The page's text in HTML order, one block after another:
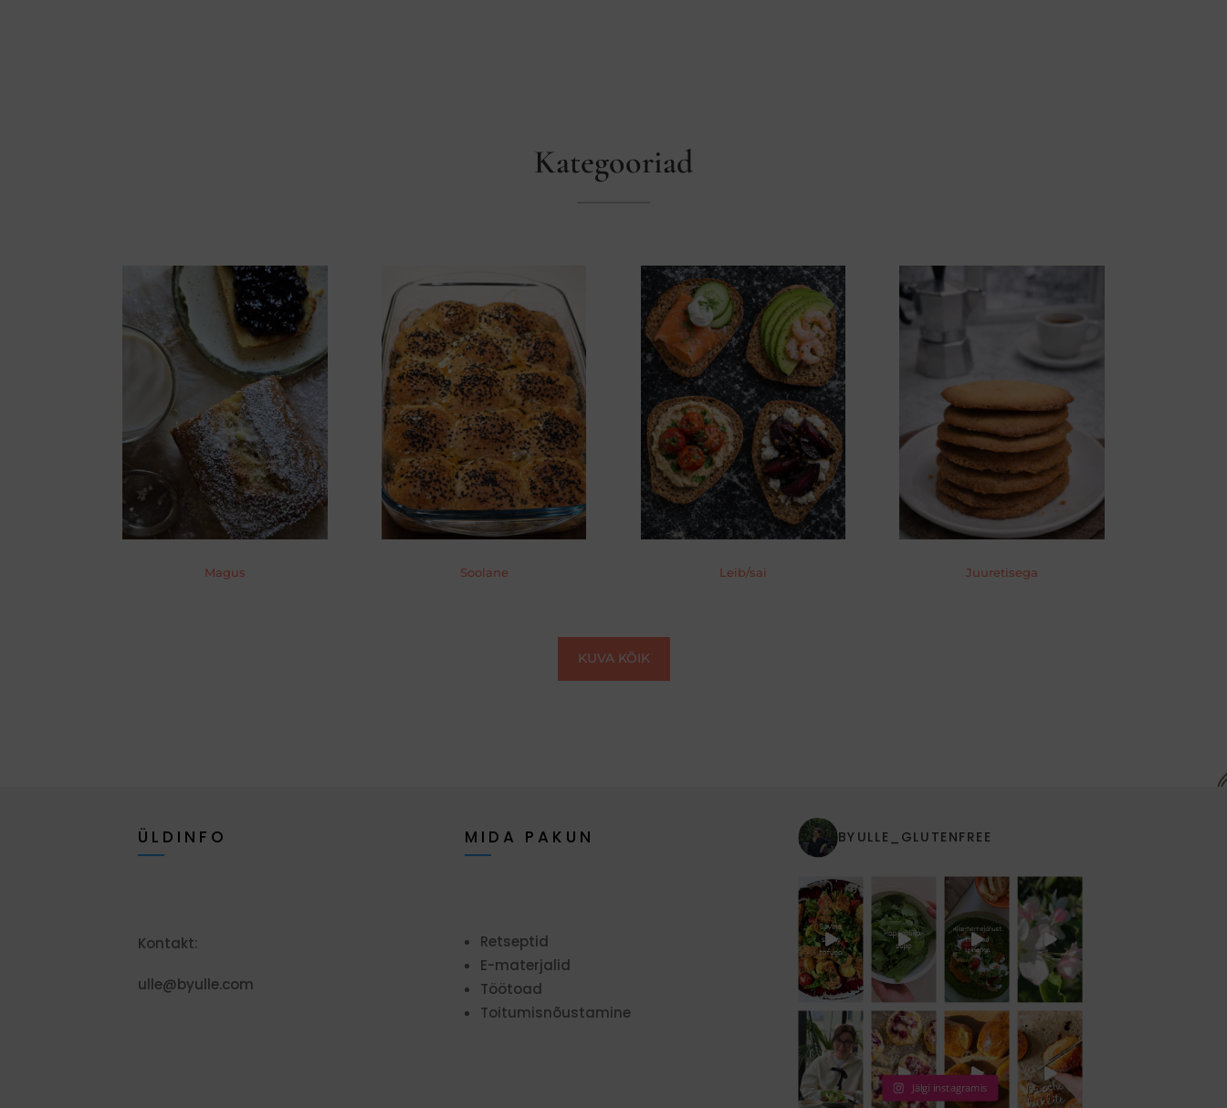
Kategooriad
Magus Soolane Leib/sai Juuretisega
KUVA KÕIK
ÜLDINFO
Kontakt:
ulle@byulle.com
MIDA PAKUN
Retseptid
E-materjalid
Töötoad
Toitumisnõustamine
BYULLE_GLUTENFREE
Jälgi instagramis